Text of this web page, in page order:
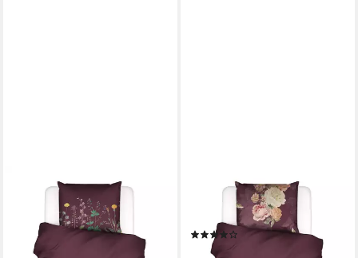
ESSENZA
Bettwäsche Augustina, Satin,
2 teilig, mit floralem Muster
ab 89,95 €
lieferbar - in 2-3 Werktagen bei dir
ESSENZA
Bettwäsche Orianna, Satin, 2
teilig, mit floralem Muster
(1)
ab 89,95 €